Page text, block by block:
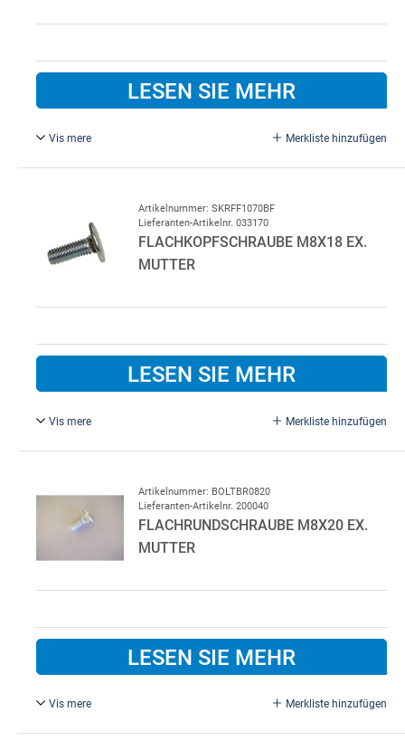
LESEN SIE MEHR
Vis mere Merkliste hinzufügen
Artikelnummer: SKRFF1070BF
Lieferanten-Artikelnr. 033170
FLACHKOPFSCHRAUBE M8X18 EX.
MUTTER
LESEN SIE MEHR
Vis mere Merkliste hinzufügen
Artikelnummer: BOLTBR0820
Lieferanten-Artikelnr. 200040
FLACHRUNDSCHRAUBE M8X20 EX.
MUTTER
LESEN SIE MEHR
Vis mere Merkliste hinzufügen
M8 x 20 mm, Exkl. Mutter, Verzinkter Stahl